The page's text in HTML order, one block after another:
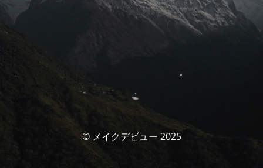
© メイクデビュー 2025